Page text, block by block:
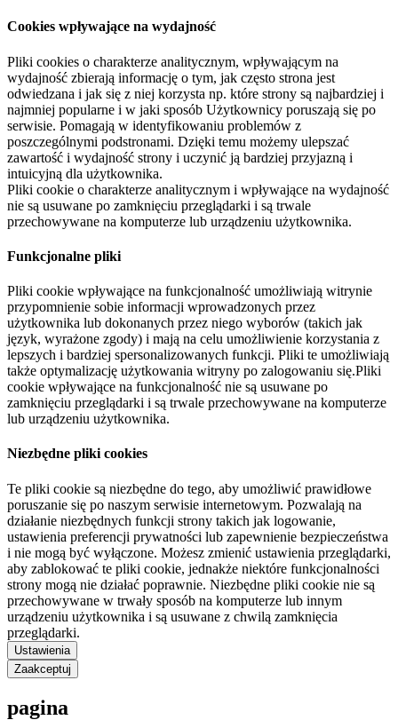
Cookies wpływające na wydajność
Pliki cookies o charakterze analitycznym, wpływającym na
wydajność zbierają informację o tym, jak często strona jest
odwiedzana i jak się z niej korzysta np. które strony są najbardziej i
najmniej popularne i w jaki sposób Użytkownicy poruszają się po
serwisie. Pomagają w identyfikowaniu problemów z
poszczególnymi podstronami. Dzięki temu możemy ulepszać
zawartość i wydajność strony i uczynić ją bardziej przyjazną i
intuicyjną dla użytkownika.
Pliki cookie o charakterze analitycznym i wpływające na wydajność
nie są usuwane po zamknięciu przeglądarki i są trwale
przechowywane na komputerze lub urządzeniu użytkownika.
Funkcjonalne pliki
Pliki cookie wpływające na funkcjonalność umożliwiają witrynie
przypomnienie sobie informacji wprowadzonych przez
użytkownika lub dokonanych przez niego wyborów (takich jak
język, wyrażone zgody) i mają na celu umożliwienie korzystania z
lepszych i bardziej spersonalizowanych funkcji. Pliki te umożliwiają
także optymalizację użytkowania witryny po zalogowaniu się.Pliki
cookie wpływające na funkcjonalność nie są usuwane po
zamknięciu przeglądarki i są trwale przechowywane na komputerze
lub urządzeniu użytkownika.
Niezbędne pliki cookies
Te pliki cookie są niezbędne do tego, aby umożliwić prawidłowe
poruszanie się po naszym serwisie internetowym. Pozwalają na
działanie niezbędnych funkcji strony takich jak logowanie,
ustawienia preferencji prywatności lub zapewnienie bezpieczeństwa
i nie mogą być wyłączone. Możesz zmienić ustawienia przeglądarki,
aby zablokować te pliki cookie, jednakże niektóre funkcjonalności
strony mogą nie działać poprawnie. Niezbędne pliki cookie nie są
przechowywane w trwały sposób na komputerze lub innym
urządzeniu użytkownika i są usuwane z chwilą zamknięcia
przeglądarki.
Ustawienia
Zaakceptuj
pagina